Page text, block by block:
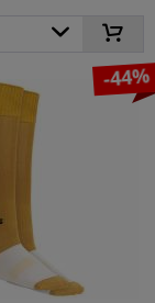
-44%